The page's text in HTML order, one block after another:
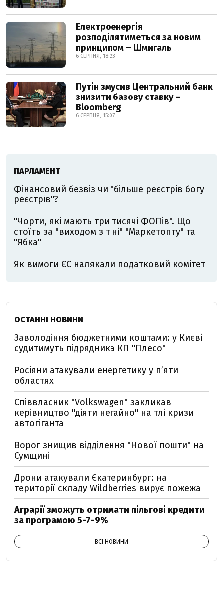
Електроенергія
розподілятиметься за новим
принципом – Шмигаль
6 СЕРПНЯ, 18:23
Путін змусив Центральний банк
знизити базову ставку –
Bloomberg
6 СЕРПНЯ, 15:07
ПАРЛАМЕНТ
Фінансовий безвіз чи "більше реєстрів богу
реєстрів"?
"Чорти, які мають три тисячі ФОПів". Що
стоїть за "виходом з тіні" "Маркетопту" та
"Ябка"
Як вимоги ЄС налякали податковий комітет
ОСТАННІ НОВИНИ
Заволодіння бюджетними коштами: у Києві
судитимуть підрядника КП "Плесо"
Росіяни атакували енергетику у пʼяти
областях
Співвласник "Volkswagen" закликав
керівництво "діяти негайно" на тлі кризи
автогіганта
Ворог знищив відділення "Нової пошти" на
Сумщині
Дрони атакували Єкатеринбург: на
території складу Wildberries вирує пожежа
Аграрії зможуть отримати пільгові кредити
за програмою 5-7-9%
ВСІ НОВИНИ